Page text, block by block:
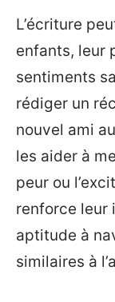
L’écriture
enfants, leur
sentiments
rédiger un
nouvel ami
les aider à
peur ou
renforce leur
aptitude à
similaires à